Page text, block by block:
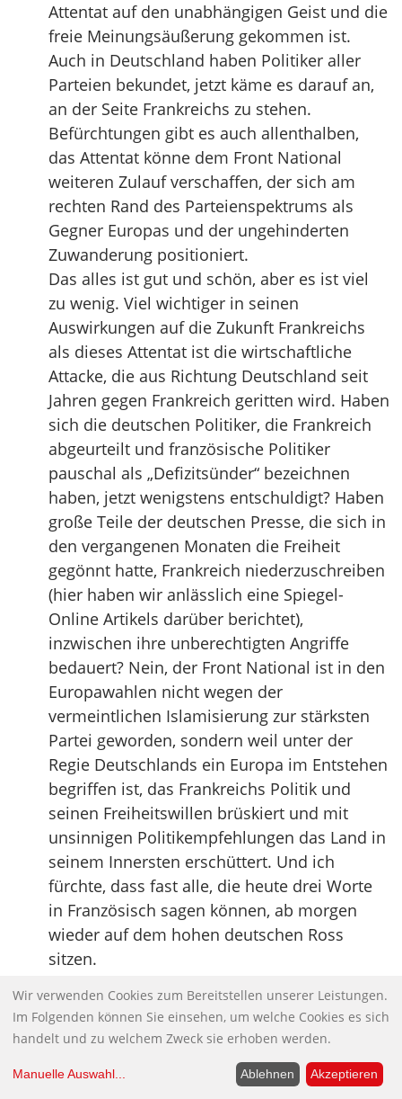
Attentat auf den unabhängigen Geist und die
freie Meinungsäußerung gekommen ist.
Auch in Deutschland haben Politiker aller
Parteien bekundet, jetzt käme es darauf an,
an der Seite Frankreichs zu stehen.
Befürchtungen gibt es auch allenthalben,
das Attentat könne dem Front National
weiteren Zulauf verschaffen, der sich am
rechten Rand des Parteienspektrums als
Gegner Europas und der ungehinderten
Zuwanderung positioniert.
Das alles ist gut und schön, aber es ist viel
zu wenig. Viel wichtiger in seinen
Auswirkungen auf die Zukunft Frankreichs
als dieses Attentat ist die wirtschaftliche
Attacke, die aus Richtung Deutschland seit
Jahren gegen Frankreich geritten wird. Haben
sich die deutschen Politiker, die Frankreich
abgeurteilt und französische Politiker
pauschal als „Defizitsünder“ bezeichnen
haben, jetzt wenigstens entschuldigt? Haben
große Teile der deutschen Presse, die sich in
den vergangenen Monaten die Freiheit
gegönnt hatte, Frankreich niederzuschreiben
(hier haben wir anlässlich eine Spiegel-
Online Artikels darüber berichtet),
inzwischen ihre unberechtigten Angriffe
bedauert? Nein, der Front National ist in den
Europawahlen nicht wegen der
vermeintlichen Islamisierung zur stärksten
Partei geworden, sondern weil unter der
Regie Deutschlands ein Europa im Entstehen
begriffen ist, das Frankreichs Politik und
seinen Freiheitswillen brüskiert und mit
unsinnigen Politikempfehlungen das Land in
seinem Innersten erschüttert. Und ich
fürchte, dass fast alle, die heute drei Worte
in Französisch sagen können, ab morgen
wieder auf dem hohen deutschen Ross
sitzen.
Anmerkung JK: Chapeau! Herr Flassbeck!
Chapeau!
Zum CIA-Folterreport ist laut
Wir verwenden Cookies zum Bereitstellen unserer Leistungen.
Im Folgenden können Sie einsehen, um welche Cookies es sich
handelt und zu welchem Zweck sie erhoben werden.
Manuelle Auswahl... Ablehnen Akzeptieren